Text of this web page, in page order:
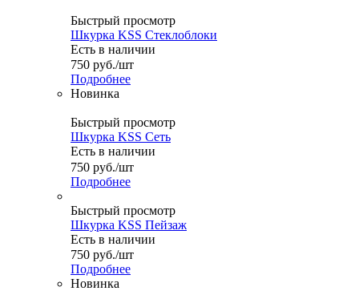
Быстрый просмотр
Шкурка KSS Стеклоблоки
Есть в наличии
750 руб./шт
Подробнее
Новинка
Быстрый просмотр
Шкурка KSS Сеть
Есть в наличии
750 руб./шт
Подробнее
Быстрый просмотр
Шкурка KSS Пейзаж
Есть в наличии
750 руб./шт
Подробнее
Новинка